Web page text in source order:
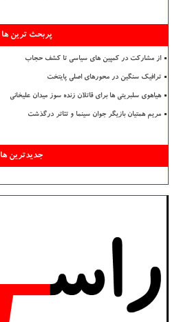
پربحث ترین ها
از مشارکت در کمپین های سیاسی تا کشف حجاب
ترافیک سنگین در محورهای اصلی پایتخت
هیاهوی سلبریتی ها برای قاتلان زنده سوز میدان علیخانی
مریم همتیان بازیگر جوان سینما و تئاتر درگذشت
جدیدترین ها